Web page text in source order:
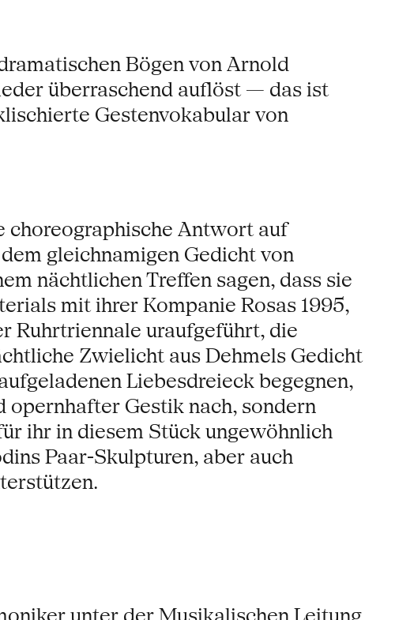
Bögen von Arnold
überraschend auflöst — das ist
Gestenvokabular von
choreographische Antwort auf
gleichnamigen Gedicht von
nächtlichen Treffen sagen, dass sie
mit ihrer Kompanie Rosas 1995,
Ruhrtriennale uraufgeführt, die
Zwielicht aus Dehmels Gedicht
Liebesdreieck begegnen,
Gestik nach, sondern
ihr in diesem Stück ungewöhnlich
Paar-Skulpturen, aber auch